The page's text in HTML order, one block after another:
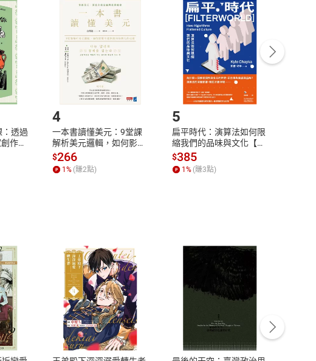
，
）
訂單」中點選「瀏覽訂單明細」
「申請取消訂單/退
宜。
品取消/退貨。
付款方式
Payment
完成訂單
Complete
登入帳號，下載書籍後看書
七日猶豫期
通訊交易解
客服資訊
服務時間：週一到週五 10:00-12:00、
13:00-17:00 (國定假日及例假日休息)
：透過
作現
、如
子
4
一本書讀懂美元：9堂課
解析美元邏輯，如何影響
全球經濟和每個人的投資
【電子書】
$266
1% (賺2點)
5
扁平時代：演算法如何限
縮我們的品味與文化【電
子書】
$385
1% (賺3點)